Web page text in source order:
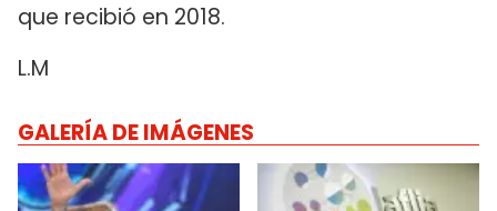
que recibió en 2018.
L.M
GALERÍA DE IMÁGENES